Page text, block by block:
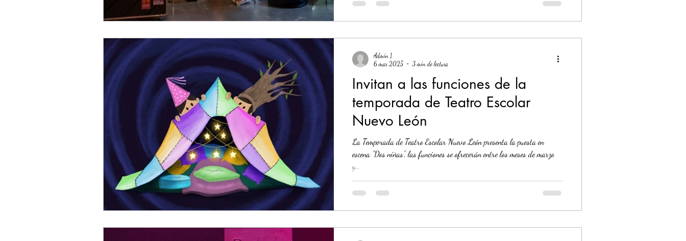
Invitan a las funciones de la
temporada de Teatro Escolar
Nuevo León
La Temporada de Teatro Escolar Nuevo León presenta la puesta en
escena "Dos niñas", las funciones se ofrecerán entre los meses de marzo
y...
Admin 1
6 mar 2025
3 min de lectura